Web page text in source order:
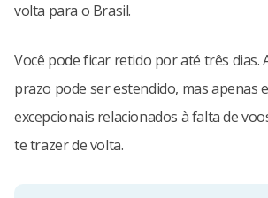
volta para o Brasil.
Você pode ficar retido por até três dias.
prazo pode ser estendido, mas apenas
excepcionais relacionados à falta de
te trazer de volta.